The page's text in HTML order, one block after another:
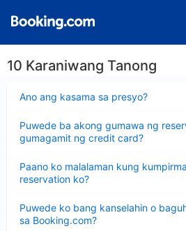
10 Karaniwang Tanong
Ano ang kasama sa presyo?
ang
Puwede ba akong gumawa ng
gumagamit ng credit card?
ang
sagot
Paano ko malalaman kung
reservation ko?
ang
sagot
Puwede ko bang kanselahin o
sa Booking.com?
ang
sagot